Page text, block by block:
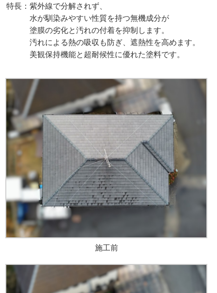
特長：紫外線で分解されず、
水が馴染みやすい性質を持つ無機成分が
塗膜の劣化と汚れの付着を抑制します。
汚れによる熱の吸収も防ぎ、遮熱性を高めます。
美観保持機能と超耐候性に優れた塗料です。
施工前